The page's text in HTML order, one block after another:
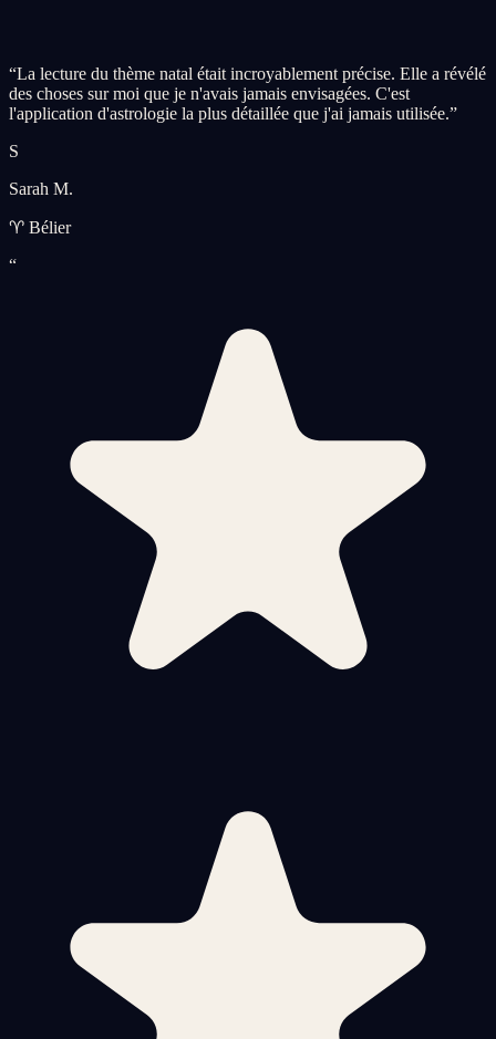
“La lecture du thème natal était incroyablement précise. Elle a révélé
des choses sur moi que je n'avais jamais envisagées. C'est
l'application d'astrologie la plus détaillée que j'ai jamais utilisée.”
S
Sarah M.
♈ Bélier
“